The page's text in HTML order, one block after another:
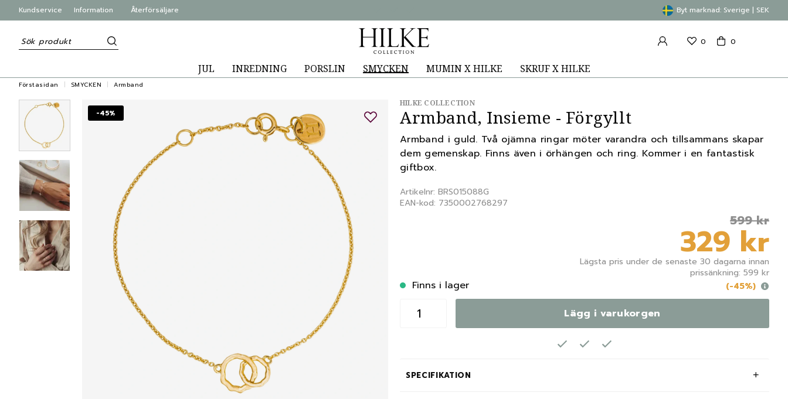
Byt marknad: Sverige | SEK
Kundservice Information Återförsäljare
0
0
JUL INREDNING PORSLIN SMYCKEN MUMIN X HILKE SKRUF X HILKE
Förstasidan SMYCKEN Armband
-45%
HILKE COLLECTION
Armband, Insieme - Förgyllt
Armband i guld. Två ojämna ringar möter varandra och tillsammans skapar
dem gemenskap. Finns även i örhängen och ring. Kommer i en fantastisk
giftbox.
Artikelnr: BRS015088G
EAN-kod: 7350002768297
Finns i lager
599 kr
329 kr
Lägsta pris under de senaste 30 dagarna innan
prissänkning: 599 kr
(-45%)
Lägg i varukorgen
SPECIFIKATION